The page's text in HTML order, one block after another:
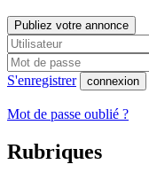
Publiez votre annonce
S'enregistrer connexion
Mot de passe oublié ?
Rubriques